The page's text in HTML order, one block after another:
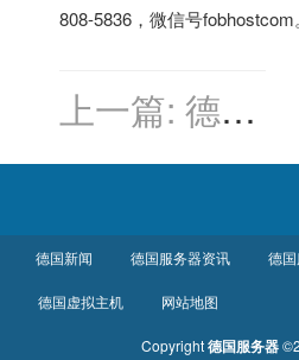
808-5836，微信号fobhostcom。
上一篇: 德国
型
德国新闻 德国服务器资讯 德
德国虚拟主机 网站地图
Copyright德国服务器